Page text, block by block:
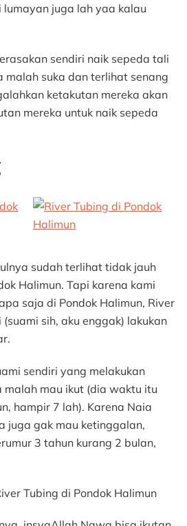
juga lah yaa kalau
sendiri naik sepeda tali
malah suka dan terlihat senang
ketakutan mereka akan
mereka untuk naik sepeda
sudah terlihat tidak jauh
Halimun. Tapi karena kami
saja di Pondok Halimun, River
sih, aku enggak) lakukan
sendiri yang melakukan
mau ikut (dia waktu itu
hampir 7 lah). Karena Naia
juga gak mau ketinggalan,
3 tahun kurang 2 bulan,